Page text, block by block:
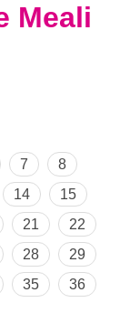
Meali
7
8
14
15
21
22
28
29
35
36